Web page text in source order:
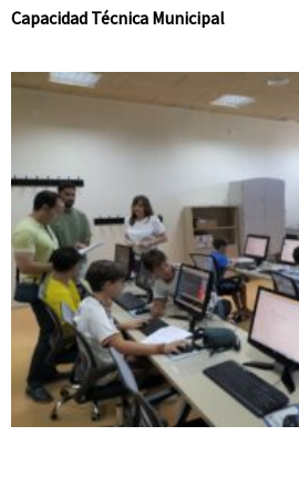
Capacidad Técnica Municipal